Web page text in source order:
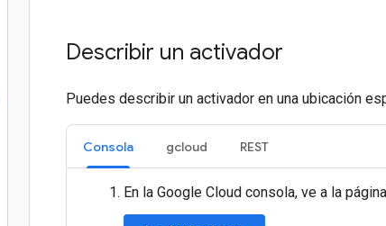
Describir un activador
Puedes describir un activador en una ubicación
Consola gcloud REST
En la Google Cloud consola, ve a la página